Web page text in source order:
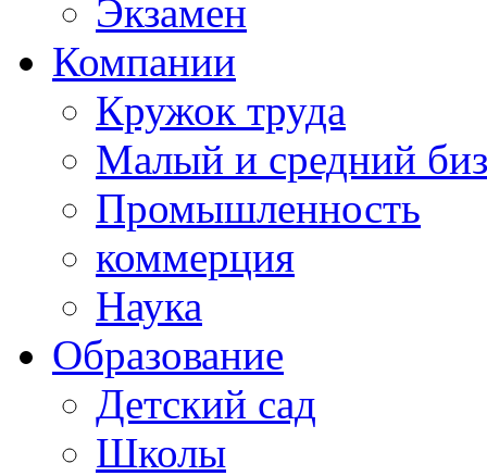
Экзамен
Компании
Кружок труда
Малый и средний
Промышленность
коммерция
Наука
Образование
Детский сад
Школы